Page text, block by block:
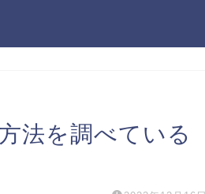
法を調べている